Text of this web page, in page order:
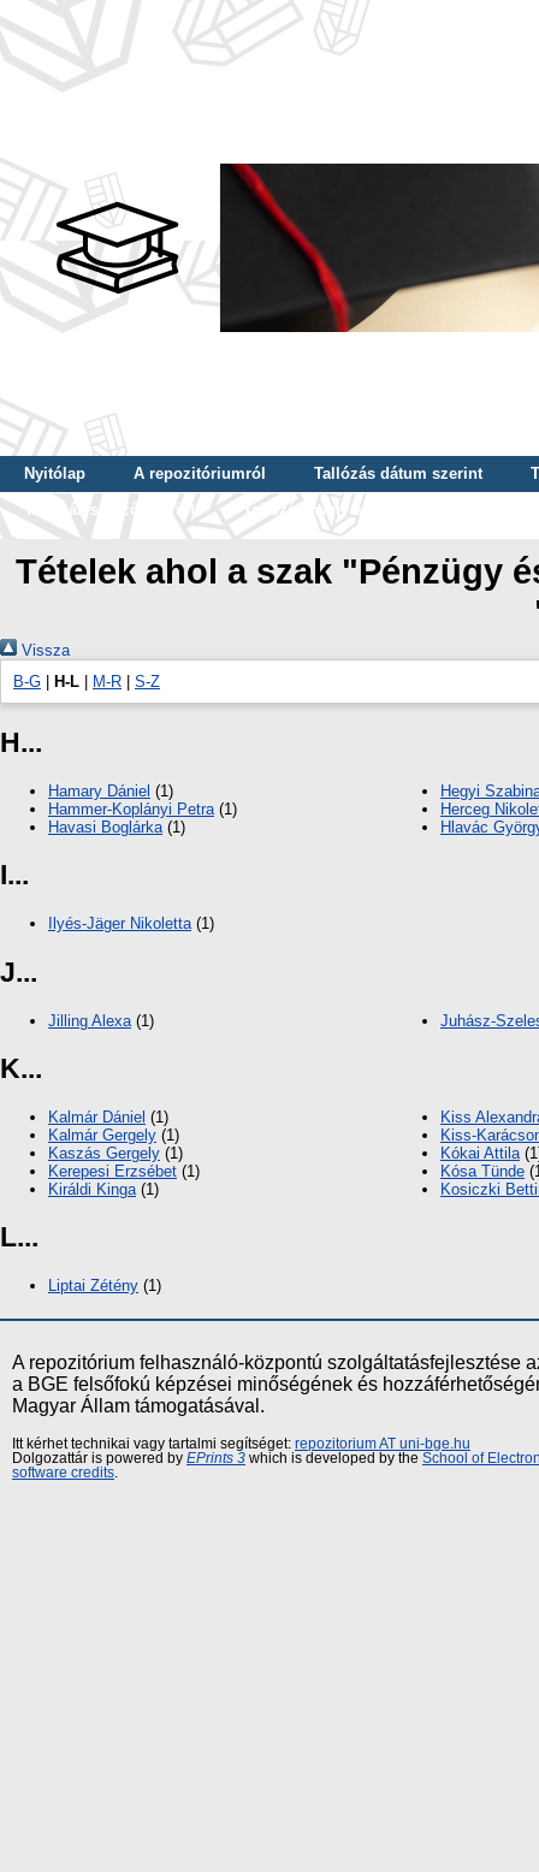
Nyitólap A repozitóriumról Tallózás dátum szerint
Tallózás szerző szerint
Tallózás nyelv szerint
Tételek ahol a szak "Pénzügy
Vissza
B-G
H-L M-R S-Z
H...
Hamary Dániel (1)
Hammer-Koplányi Petra(1)
Havasi Boglárka(1)
Hegyi
Herceg
Hlavác
I...
Ilyés-Jäger Nikoletta(1)
J...
Jilling Alexa (1) Juhász-
K...
Kalmár Dániel (1)
Kalmár Gergely (1)
Kaszás Gergely (1)
Kerepesi Erzsébet (1)
Királdi Kinga (1)
Kiss
Kiss-
Kókai Attila
Kósa Tünde
Kosiczki
L...
Liptai Zétény (1)
A repozitórium felhasználó-központú szolgáltatásfejlesztése
a BGE felsőfokú képzései minőségének és
Magyar Állam támogatásával.
Itt kérhet technikai vagy tartalmi segítséget: repozitorium AT uni-bge.hu
Dolgozattár is powered by EPrints 3 which is developed by the School of
software credits